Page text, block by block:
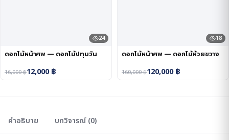
24
ดอกไม้หน้าศพ — ดอกไม้ปทุมวัน
16,000฿12,000฿
18
ดอกไม้หน้าศพ — ดอกไม้ห้วยขวาง
160,000฿120,000฿
คำอธิบาย บทวิจารณ์ (0)